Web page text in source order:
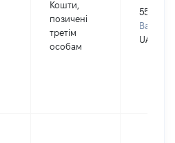
Кошти,
позичені
третім
особам
550699
Валюта:
UAH